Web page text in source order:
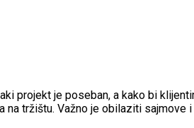
projekt je poseban, a kako bi
tržištu. Važno je obilaziti sajmove